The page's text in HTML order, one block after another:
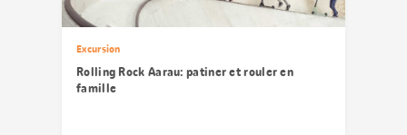
Excursion
Rolling Rock Aarau: patiner et rouler en
famille